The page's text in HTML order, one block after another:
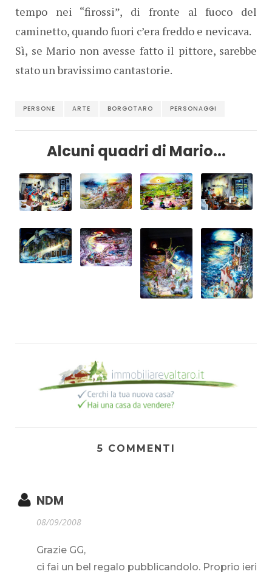
tempo nei “firossi”, di fronte al fuoco del
caminetto, quando fuori c’era freddo e nevicava.
Sì, se Mario non avesse fatto il pittore, sarebbe
stato un bravissimo cantastorie.
PERSONE ARTE BORGOTARO PERSONAGGI
Alcuni quadri di Mario...
5 COMMENTI
NDM
08/09/2008
Grazie GG,
ci fai un bel regalo pubblicandolo. Proprio ieri